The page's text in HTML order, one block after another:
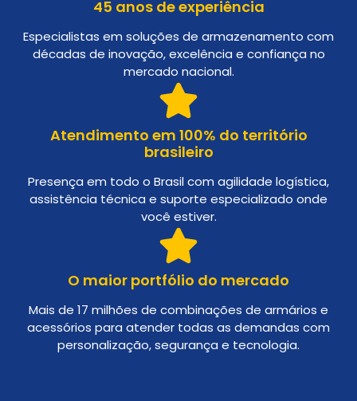
45 anos de experiência
Especialistas em soluções de armazenamento com
décadas de inovação, excelência e confiança no
mercado nacional.
Atendimento em 100% do território
brasileiro
Presença em todo o Brasil com agilidade logística,
assistência técnica e suporte especializado onde
você estiver.
O maior portfólio do mercado
Mais de 17 milhões de combinações de armários e
acessórios para atender todas as demandas com
personalização, segurança e tecnologia.